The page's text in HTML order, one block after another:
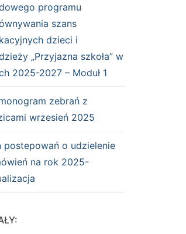
programu
szans
dzieci i
„Przyjazna szkoła” w
2025-2027 – Moduł 1
zebrań z
wrzesień 2025
postepowań o udzielenie
na rok 2025-